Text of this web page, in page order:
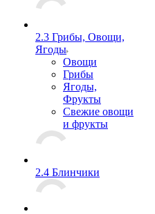
2.3 Грибы, Овощи,
Ягоды
Овощи
Грибы
Ягоды,
Фрукты
Свежие овощи
и фрукты
2.4 Блинчики